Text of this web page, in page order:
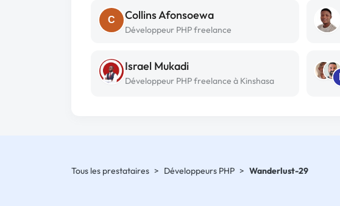
C Collins Afonsoewa
Développeur PHP freelance
Israel Mukadi
Développeur PHP freelance à Kinshasa
Tous les prestataires > Développeurs PHP > Wanderlust-29